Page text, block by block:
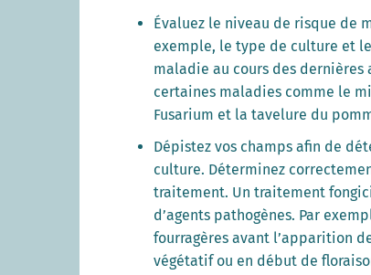
Évaluez le niveau de risque de
exemple, le type de culture et
maladie au cours des dernières
certaines maladies comme le
Fusarium et la tavelure du
Dépistez vos champs afin de
culture. Déterminez
traitement. Un traitement
d’agents pathogènes. Par
fourragères avant l’apparition
végétatif ou en début de